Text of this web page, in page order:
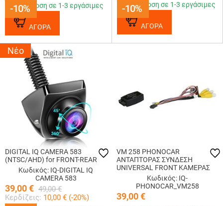
-10%
-10%
Παράδοση σε 1-3 εργάσιμες
ΑΓΟΡΑ
-10%
-10%
Παράδοση σε 1-3 εργάσιμες
ΑΓΟΡΑ
Νέο
DIGITAL IQ CAMERA 583
(NTSC/AHD) for FRONT-REAR
Κωδικός: IQ-DIGITAL IQ
CAMERA 583
39,00€ 49,00 €
Κερδίζεις: 10,00 € (-20%)
VM 258 PHONOCAR
ΑΝΤΑΠΤΟΡΑΣ ΣΥΝΔΕΣΗ
UNIVERSAL FRONT ΚΑΜΕΡΑΣ
Κωδικός: IQ-
PHONOCAR_VM258
39,00€